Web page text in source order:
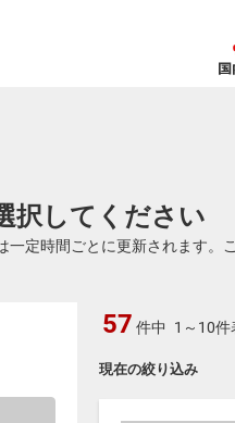
択してください
定時間ごとに更新されます。
現在の絞り込み
57 件中 1～10件